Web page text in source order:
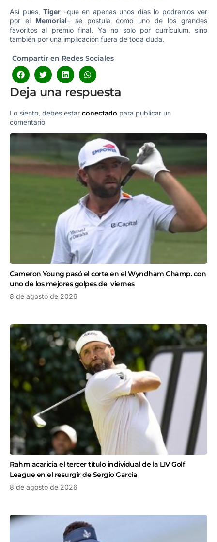
Así pues, Tiger -que en apenas unos días lo podremos ver
por el Memorial– se postula como uno de los grandes
favoritos al premio final. Ya no solo por currículum, sino
también por una implicación fuera de toda duda.
Compartir en Redes Sociales
Deja una respuesta
Lo siento, debes estar conectado para publicar un
comentario.
Cameron Young pasó el corte en el Wyndham Champ. con
uno de los mejores golpes del viernes
8 de agosto de 2026
Rahm acaricia el tercer título individual de la LIV Golf
League en el resurgir de Sergio García
8 de agosto de 2026